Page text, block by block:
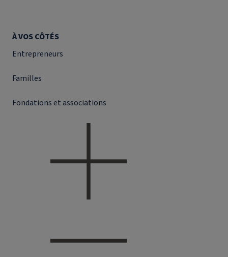
À VOS CÔTÉS
Entrepreneurs
Familles
Fondations et associations